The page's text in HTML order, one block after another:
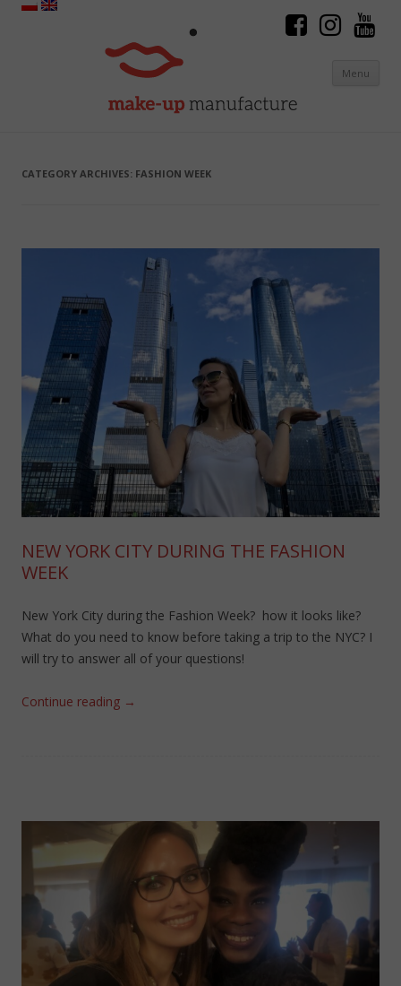
Menu
CATEGORY ARCHIVES: FASHION WEEK
NEW YORK CITY DURING THE FASHION
WEEK
New York City during the Fashion Week? how it looks like?
What do you need to know before taking a trip to the NYC? I
will try to answer all of your questions!
Continue reading →